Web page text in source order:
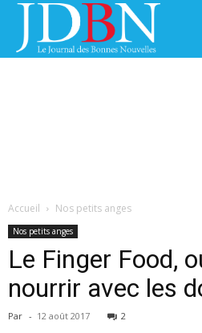
Accueil Nos petits anges
Nos petits anges
Le Finger Food,
nourrir avec les
Par - 12 août 2017 2